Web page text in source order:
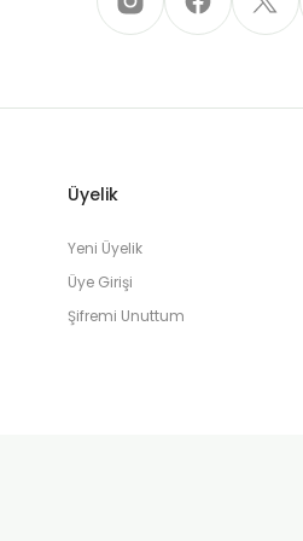
Üyelik
Yeni Üyelik
Üye Girişi
Şifremi Unuttum